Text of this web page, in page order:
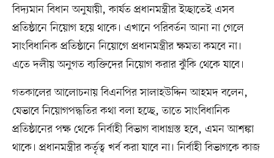
বিদ্যমান বিধান অনুযায়ী, কার্যত প্রধানমন্ত্রীর ইচ্ছাতেই এসব
প্রতিষ্ঠানে নিয়োগ হয়ে থাকে। এখানে পরিবর্তন আনা না গেলে
সাংবিধানিক প্রতিষ্ঠানে নিয়োগে প্রধানমন্ত্রীর ক্ষমতা কমবে না।
এতে দলীয় অনুগত ব্যক্তিদের নিয়োগ করার ঝুঁকি থেকে যাবে।
গতকালের আলোচনায় বিএনপির সালাহউদ্দিন আহমদ বলেন,
যেভাবে নিয়োগপদ্ধতির কথা বলা হচ্ছে, তাতে সাংবিধানিক
প্রতিষ্ঠানের পক্ষ থেকে নির্বাহী বিভাগ বাধাগ্রস্ত হবে, এমন আশঙ্কা
থাকে। প্রধানমন্ত্রীর কর্তৃত্ব খর্ব করা যাবে না। নির্বাহী বিভাগকে কাজ